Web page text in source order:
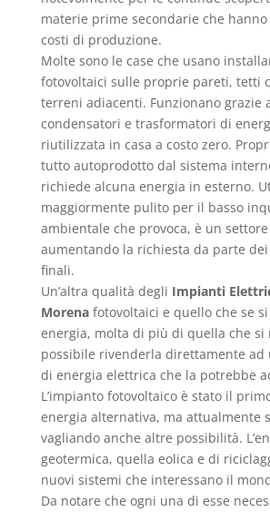
materie prime secondarie che
costi di produzione.
Molte sono le case che usano
fotovoltaici sulle proprie pareti, tetti
terreni adiacenti. Funzionano grazie
condensatori e trasformatori di
riutilizzata in casa a costo zero.
tutto autoprodotto dal sistema
richiede alcuna energia in esterno.
maggiormente pulito per il basso
ambientale che provoca, è un
aumentando la richiesta da parte
finali.
Un’altra qualità degli Impianti
Morenafotovoltaici e quello che se
energia, molta di più di quella che si
possibile rivenderla direttamente
di energia elettrica che la potrebbe
L’impianto fotovoltaico è stato il
energia alternativa, ma attualmente
vagliando anche altre possibilità.
geotermica, quella eolica e di
nuovi sistemi che interessano il
Da notare che ogni una di esse